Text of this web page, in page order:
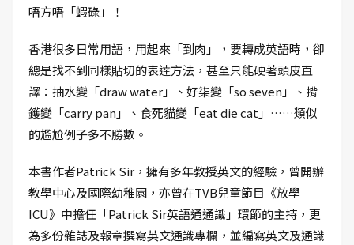
唔方唔「蝦碌」！
香港很多日常用語，用起來「到肉」，要轉成英語時，卻
總是找不到同樣貼切的表達方法，甚至只能硬著頭皮直
譯：抽水變「draw water」、好柒變「so seven」、揹
鑊變「carry pan」、食死貓變「eat die cat」……類似
的尷尬例子多不勝數。
本書作者Patrick Sir，擁有多年教授英文的經驗，曾開辦
教學中心及國際幼稚園，亦曾在TVB兒童節目《放學
ICU》中擔任「Patrick Sir英語通通識」環節的主持，更
為多份雜誌及報章撰寫英文通識專欄，並編寫英文及通識